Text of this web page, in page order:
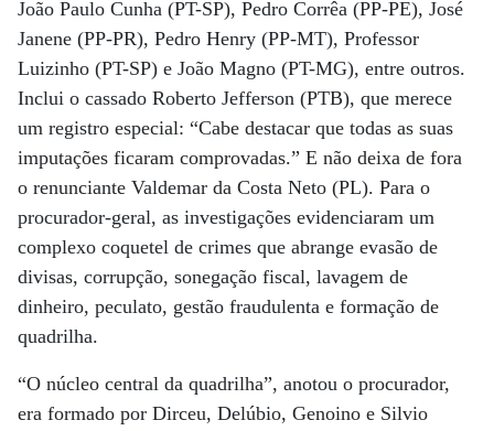
João Paulo Cunha (PT-SP), Pedro Corrêa (PP-PE), José
Janene (PP-PR), Pedro Henry (PP-MT), Professor
Luizinho (PT-SP) e João Magno (PT-MG), entre outros.
Inclui o cassado Roberto Jefferson (PTB), que merece
um registro especial: “Cabe destacar que todas as suas
imputações ficaram comprovadas.” E não deixa de fora
o renunciante Valdemar da Costa Neto (PL). Para o
procurador-geral, as investigações evidenciaram um
complexo coquetel de crimes que abrange evasão de
divisas, corrupção, sonegação fiscal, lavagem de
dinheiro, peculato, gestão fraudulenta e formação de
quadrilha.
“O núcleo central da quadrilha”, anotou o procurador,
era formado por Dirceu, Delúbio, Genoino e Silvio